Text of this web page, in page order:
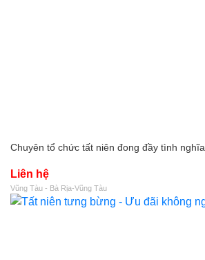
Chuyên tổ chức tất niên đong đầy tình nghĩa
Liên hệ
Vũng Tàu - Bà Rịa-Vũng Tàu